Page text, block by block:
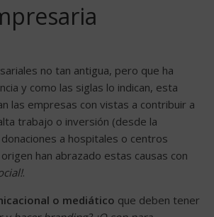
no tan antigua, pero que ha
y como las siglas lo indican, esta
las empresas con vistas a contribuir a
trabajo o inversión (desde la
a hospitales o centros
han abrazado estas causas con
.
o mediático que deben tener